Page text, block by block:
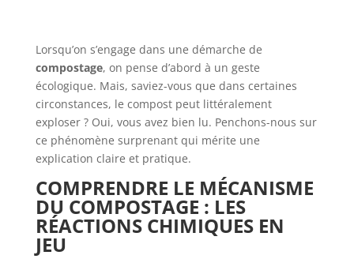
Lorsqu’on s’engage dans une démarche de
compostage, on pense d’abord à un geste
écologique. Mais, saviez-vous que dans certaines
circonstances, le compost peut littéralement
exploser ? Oui, vous avez bien lu. Penchons-nous sur
ce phénomène surprenant qui mérite une
explication claire et pratique.
COMPRENDRE LE MÉCANISME
DU COMPOSTAGE : LES
RÉACTIONS CHIMIQUES EN
JEU